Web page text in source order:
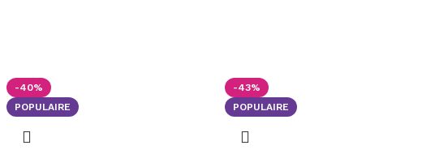
-40%
POPULAIRE
-43%
POPULAIRE